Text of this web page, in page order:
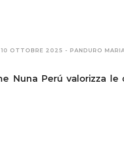
10 OTTOBRE 2025 - PANDURO
Nuna Perú valorizza le